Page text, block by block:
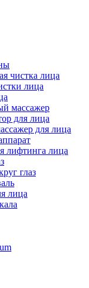
чистка лица
лица
массажер
для лица
для лица
лифтинга лица
глаз
лица